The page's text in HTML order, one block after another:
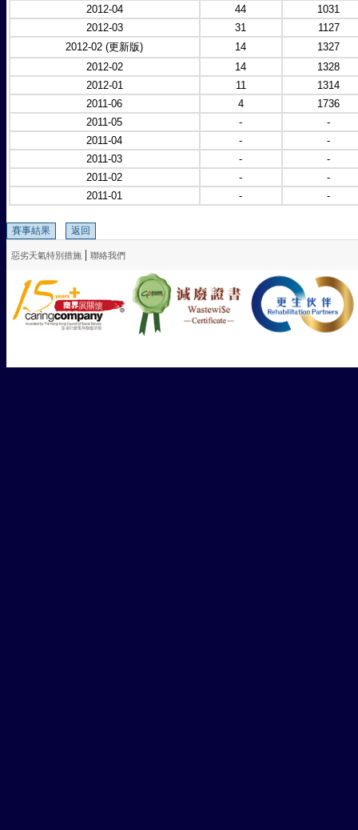
2012-04 44
1031
2012-03
31
1127
2012-02 (更新版)
14
1327
2012-02
14
1328
2012-01
11
1314
2011-06
4
1736
2011-05
-
-
2011-04
-
-
2011-03
-
-
2011-02
-
-
2011-01
- -